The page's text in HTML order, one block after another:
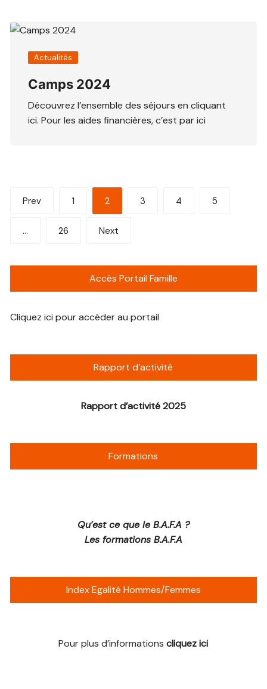
Actualités
Camps 2024
Découvrez l’ensemble des séjours en cliquant
ici. Pour les aides financières, c’est par ici
Pagination
publications
Prev 1 2 3 4 5
… 26 Next
Accès Portail Famille
Cliquez ici pour accéder au portail
Rapport d’activité
Rapport d’activité 2025
Formations
Qu’est ce que le B.A.F.A ?
Les formations B.A.F.A
Index Egalité Hommes/Femmes
Pour plus d’informationscliquez ici